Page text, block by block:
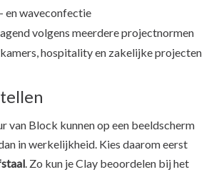
en waveconfectie
volgens meerdere projectnormen
hospitality en zakelijke projecten
van Block kunnen op een beeldscherm
in werkelijkheid. Kies daarom eerst
. Zo kun je Clay beoordelen bij het